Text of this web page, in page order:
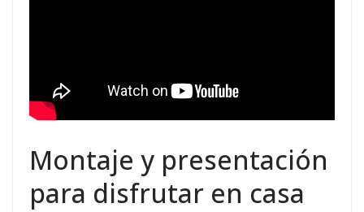
Montaje y presentación
para disfrutar en casa